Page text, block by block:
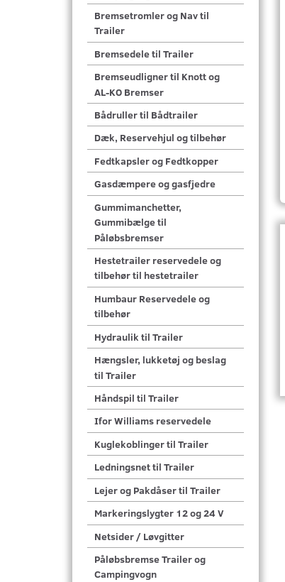
Bremsetromler og Nav til
Trailer
Bremsedele til Trailer
Bremseudligner til Knott og
AL-KO Bremser
Bådruller til Bådtrailer
Dæk, Reservehjul og tilbehør
Fedtkapsler og Fedtkopper
Gasdæmpere og gasfjedre
Gummimanchetter,
Gummibælge til
Påløbsbremser
Hestetrailer reservedele og
tilbehør til hestetrailer
Humbaur Reservedele og
tilbehør
Hydraulik til Trailer
Hængsler, lukketøj og beslag
til Trailer
Håndspil til Trailer
Ifor Williams reservedele
Kuglekoblinger til Trailer
Ledningsnet til Trailer
Lejer og Pakdåser til Trailer
Markeringslygter 12 og 24 V
Netsider / Løvgitter
Påløbsbremse Trailer og
Campingvogn